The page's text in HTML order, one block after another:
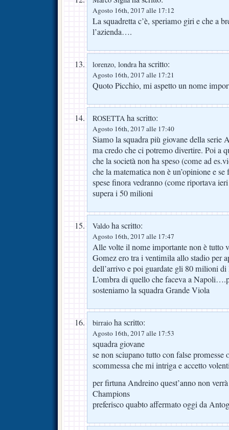
Agosto 16th, 2017 alle 17:12
La squadretta c’è, speriamo giri e che a
l’azienda….
lorenzo, londraha scritto:
Agosto 16th, 2017 alle 17:21
Quoto Picchio, mi aspetto un nome
ROSETTA ha scritto:
Agosto 16th, 2017 alle 17:40
Siamo la squadra più giovane della serie
ma credo che ci potremo divertire. Poi a
che la società non ha speso (come ad
che la matematica non è un’opinione e
spese finora vedranno (come riportava
supera i 50 milioni
Valdo ha scritto:
Agosto 16th, 2017 alle 17:47
Alle volte il nome importante non è tutto
Gomez ero tra i ventimila allo stadio per
dell’arrivo e poi guardate gli 80 milioni
L’ombra di quello che faceva a
sosteniamo la squadra Grande Viola
birraio ha scritto:
Agosto 16th, 2017 alle 17:53
squadra giovane
se non sciupano tutto con false promesse
scommessa che mi intriga e accetto
per firtuna Andreino quest’anno non
Champions
preferisco quabto affermato oggi da